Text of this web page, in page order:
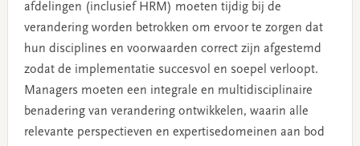
afdelingen (inclusief HRM) moeten tijdig bij de
verandering worden betrokken om ervoor te zorgen dat
hun disciplines en voorwaarden correct zijn afgestemd
zodat de implementatie succesvol en soepel verloopt.
Managers moeten een integrale en multidisciplinaire
benadering van verandering ontwikkelen, waarin alle
relevante perspectieven en expertisedomeinen aan bod